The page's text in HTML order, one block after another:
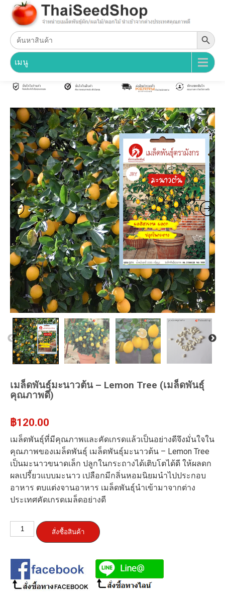
Search
for:
Search Button
เมนู
เมล็ดพันธุ์มะนาวต้น – Lemon Tree (เมล็ดพันธุ์
คุณภาพดี)
฿120.00
เมล็ดพันธุ์ที่มีคุณภาพและคัดเกรดแล้วเป็นอย่างดีจึงมั่นใจใน
คุณภาพของเมล็ดพันธุ์ เมล็ดพันธุ์มะนาวต้น – Lemon Tree
เป็นมะนาวขนาดเล็ก ปลูกในกระถางได้เติบโตได้ดี ให้ผลดก
ผลเปรี้ยวแบบมะนาว เปลือกมีกลิ่นหอมนิยมนำไปประกอบ
อาหาร ตบแต่งจานอาหาร เมล็ดพันธุ์นำเข้ามาจากต่าง
ประเทศคัดเกรดเมล็ดอย่างดี
จำนวน
เมล็ด
มะนาว
ต้น
–
สั่งซื้อสินค้า